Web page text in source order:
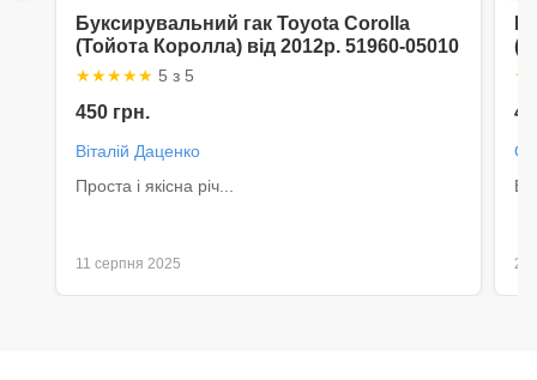
Буксирувальний гак Toyota Corolla
(Тойота Королла) від 2012р. 51960-05010
★★★★★ 5 з 5
450 грн.
Віталій Даценко
Проста і якісна річ...
11 серпня 2025
★
29